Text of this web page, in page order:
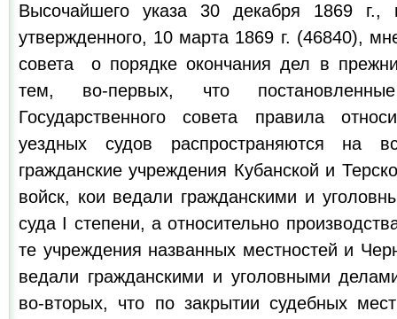
Высочайшего указа 30 декабря 1869 г.,
утвержденного, 10 марта 1869 г. (46840),
совета о порядке окончания дел в
тем, во-первых, что
Государственного совета правила
уездных судов распространяются на
гражданские учреждения Кубанской и
войск, кои ведали гражданскими и
суда I степени, а относительно
те учреждения названных местностей и
ведали гражданскими и уголовными
во-вторых, что по закрытии судебных